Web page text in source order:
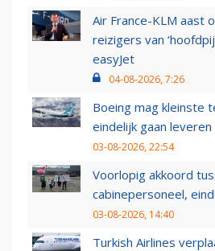
Air France-KLM aast
reizigers van
easyJet
04-08-2026, 7:26
Boeing mag kleinste
eindelijk gaan leveren
03-08-2026, 22:54
Voorlopig akkoord
cabinepersoneel,
03-08-2026, 14:40
Turkish Airlines